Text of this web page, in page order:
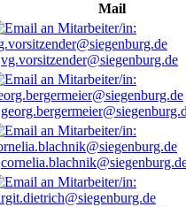
Mail
vg.vorsitzender@siegenburg.de